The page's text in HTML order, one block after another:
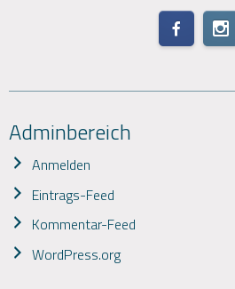
Adminbereich
Anmelden
Eintrags-Feed
Kommentar-Feed
WordPress.org